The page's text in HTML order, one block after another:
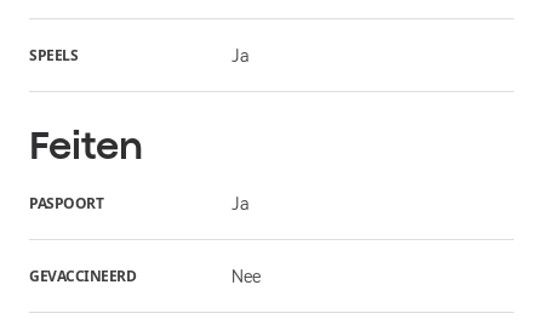
SPEELS Ja
Feiten
PASPOORT Ja
GEVACCINEERD Nee